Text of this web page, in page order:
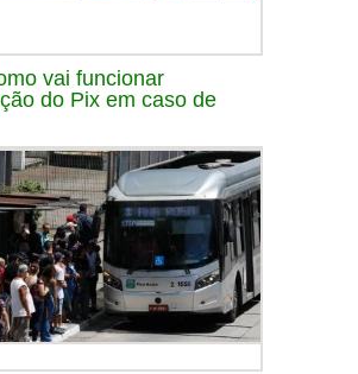
vai funcionar
do Pix em caso de